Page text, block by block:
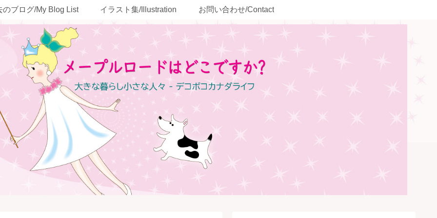
のブログ/My Blog List イラスト集/Illustration お問い合わせ/Contact